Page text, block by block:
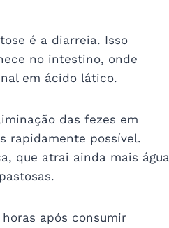
é a diarreia. Isso
no intestino, onde
em ácido lático.
das fezes em
rapidamente possível.
que atrai ainda mais água
após consumir